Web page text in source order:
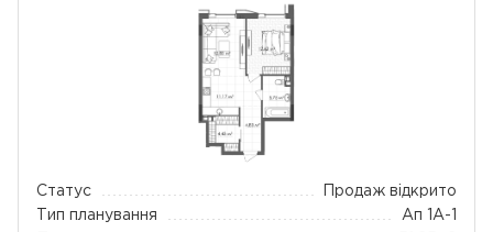
Статус
Продаж відкрито
Тип планування
Ап 1А-1